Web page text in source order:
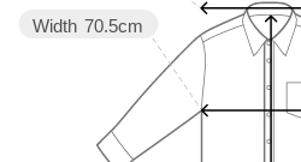
Width 70.5cm